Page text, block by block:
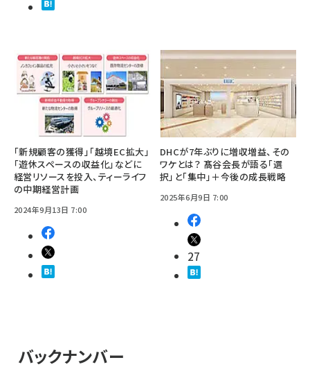
「新規顧客の獲得」「越境EC拡大」
「遊休スペースの収益化」などに
経営リソースを投入、ティーライフ
の中期経営計画
2024年9月13日 7:00
DHCが7年ぶりに増収増益、その
ワケとは？ 髙谷会長が語る「選
択」と「集中」＋今後の成長戦略
2025年6月9日 7:00
27
バックナンバー